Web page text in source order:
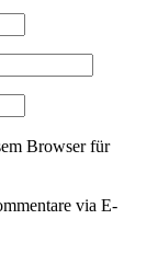
Browser für
via E-